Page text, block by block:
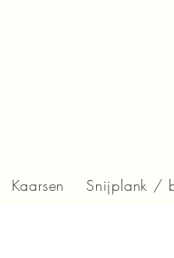
Kaarsen Snijplank /